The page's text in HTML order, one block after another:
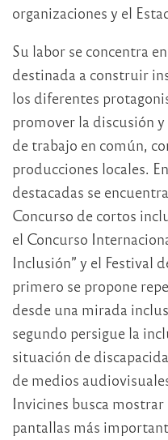
organizaciones y el
Su labor se concentra
destinada a construir
los diferentes
promover la discusión
de trabajo en común,
producciones locales.
destacadas se
Concurso de cortos
el Concurso
Inclusión” y el Festival
primero se propone
desde una mirada
segundo persigue la
situación de
de medios
Invicines busca mostrar
pantallas más